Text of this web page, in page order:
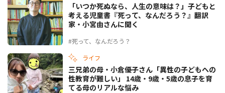
#死って、なんだろう？
「いつか死ぬなら、人生の意味は？」子どもと
考える児童書『死って、なんだろう？』翻訳
家・小宮由さんに聞く
ライフ
三兄弟の母・小倉優子さん「異性の子どもへの
性教育が難しい」 14歳・9歳・5歳の息子を育
てる母のリアルな悩み